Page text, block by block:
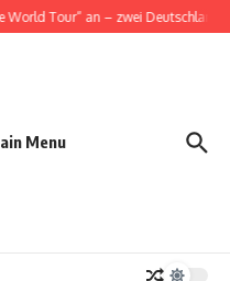
Tour“ an – zwei
Menu